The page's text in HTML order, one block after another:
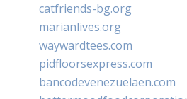
catfriends-bg.org
marianlives.org
waywardtees.com
pidfloorsexpress.com
bancodevenezuelaen.com